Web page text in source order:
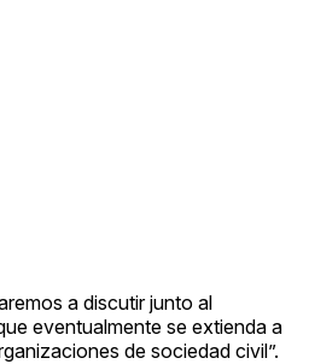
a discutir junto al
eventualmente se extienda a
de sociedad civil”.